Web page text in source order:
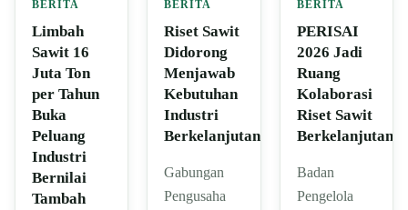
BERITA
Limbah
Sawit 16
Juta Ton
per Tahun
Buka
Peluang
Industri
Bernilai
Tambah
BERITA
Riset Sawit
Didorong
Menjawab
Kebutuhan
Industri
Berkelanjutan
Gabungan
Pengusaha
BERITA
PERISAI
2026 Jadi
Ruang
Kolaborasi
Riset Sawit
Berkelanjutan
Badan
Pengelola